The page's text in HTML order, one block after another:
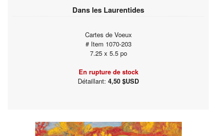
Dans les Laurentides
Cartes de Voeux
# Item 1070-203
7.25 x 5.5 po
En rupture de stock
Détaillant: 4,50 $USD